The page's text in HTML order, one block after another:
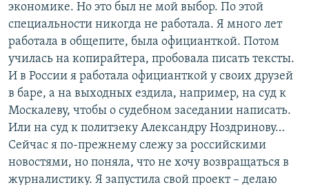
экономике. Но это был не мой выбор. По этой
специальности никогда не работала. Я много лет
работала в общепите, была официанткой. Потом
училась на копирайтера, пробовала писать тексты.
И в России я работала официанткой у своих друзей
в баре, а на выходных ездила, например, на суд к
Москалеву, чтобы о судебном заседании написать.
Или на суд к политзеку Александру Ноздринову…
Сейчас я по-прежнему слежу за российскими
новостями, но поняла, что не хочу возвращаться в
журналистику. Я запустила свой проект – делаю